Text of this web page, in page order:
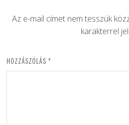
Az e-mail címet nem tesszük
karakterrel
HOZZÁSZÓLÁS *